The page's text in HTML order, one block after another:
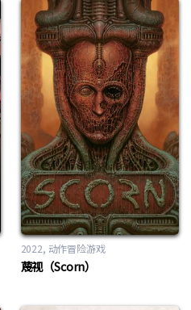
2022 动作冒险游戏
蔑视（Scorn）